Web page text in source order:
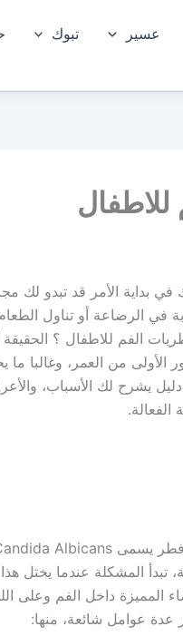
عسير تبوك
بداية الأمر قد تبدو لك
الرضاعة أو تناول الطعام،
الفم للاطفال ؟
الأولى من العمر، وغالبا ما
يشرح لك الأسباب،
الفعالة.
المشكلة عندما يختل هذا
المميزة داخل الفم وعلى
عدة عوامل شائعة، منها: